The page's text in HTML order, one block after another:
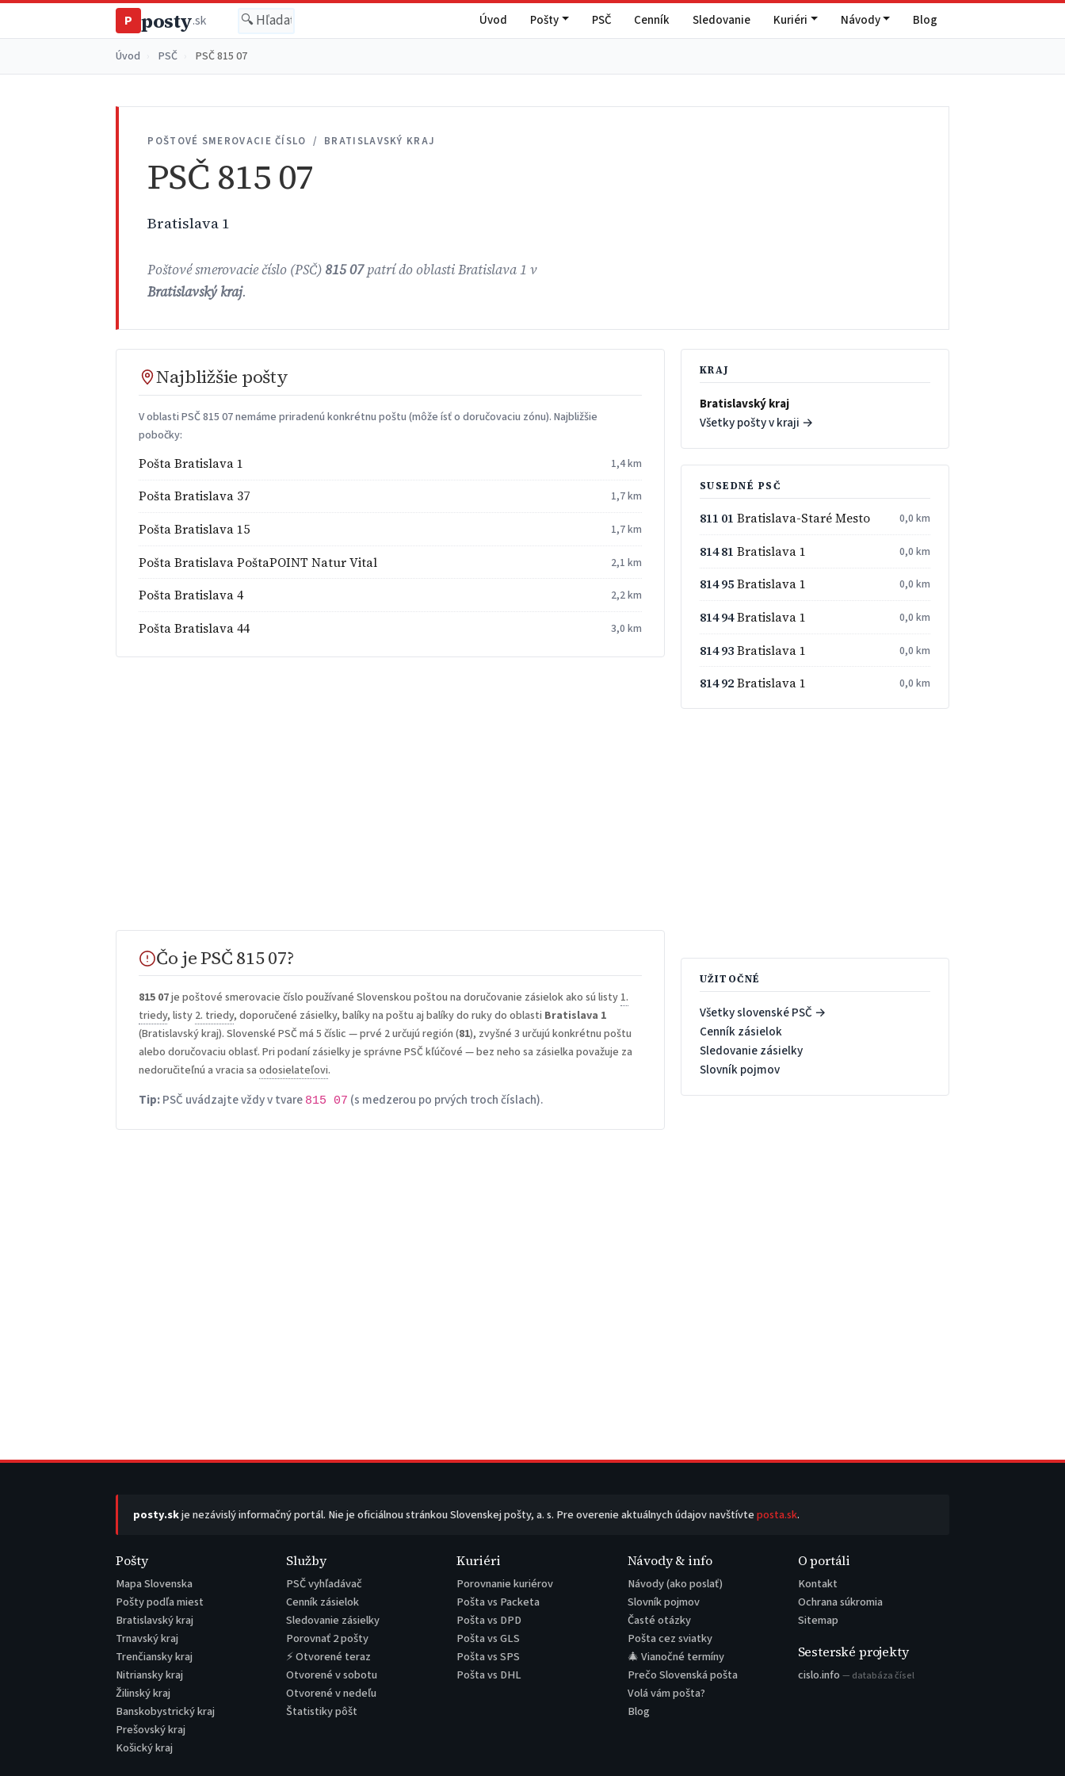
P posty.sk Úvod Pošty PSČ Cenník Sledovanie Kuriéri Návody Blog
Úvod PSČ PSČ 815 07
POŠTOVÉ SMEROVACIE ČÍSLO / BRATISLAVSKÝ KRAJ
PSČ 815 07
Bratislava 1
Poštové smerovacie číslo (PSČ) 815 07patrí do oblasti Bratislava 1 v
Bratislavský kraj.
Najbližšie pošty
V oblasti PSČ 815 07 nemáme priradenú konkrétnu poštu (môže ísť o doručovaciu zónu). Najbližšie
pobočky:
Pošta Bratislava 1 1,4 km
Pošta Bratislava 37 1,7 km
Pošta Bratislava 15 1,7 km
Pošta Bratislava PoštaPOINT Natur Vital 2,1 km
Pošta Bratislava 4 2,2 km
Pošta Bratislava 44 3,0 km
Čo je PSČ 815 07?
815 07je poštové smerovacie číslo používané Slovenskou poštou na doručovanie zásielok ako sú listy 1.
triedy, listy 2. triedy, doporučené zásielky, balíky na poštu aj balíky do ruky do oblasti Bratislava 1
(Bratislavský kraj). Slovenské PSČ má 5 číslic — prvé 2 určujú región (81), zvyšné 3 určujú konkrétnu poštu
alebo doručovaciu oblasť. Pri podaní zásielky je správne PSČ kľúčové — bez neho sa zásielka považuje za
nedoručiteľnú a vracia saodosielateľovi.
Tip:PSČ uvádzajte vždy v tvare 815 07 (s medzerou po prvých troch číslach).
KRAJ
Bratislavský kraj
Všetky pošty v kraji →
SUSEDNÉ PSČ
811 01 Bratislava-Staré Mesto 0,0 km
814 81 Bratislava 1 0,0 km
814 95Bratislava 1 0,0 km
814 94Bratislava 1 0,0 km
814 93Bratislava 1 0,0 km
814 92Bratislava 1 0,0 km
UŽITOČNÉ
Všetky slovenské PSČ →
Cenník zásielok
Sledovanie zásielky
Slovník pojmov
posty.skje nezávislý informačný portál. Nie je oficiálnou stránkou Slovenskej pošty, a. s. Pre overenie aktuálnych údajov navštívteposta.sk.
Pošty
Mapa Slovenska
Pošty podľa miest
Bratislavský kraj
Trnavský kraj
Trenčiansky kraj
Nitriansky kraj
Žilinský kraj
Banskobystrický kraj
Prešovský kraj
Košický kraj
Služby
PSČ vyhľadávač
Cenník zásielok
Sledovanie zásielky
Porovnať 2 pošty
⚡ Otvorené teraz
Otvorené v sobotu
Otvorené v nedeľu
Štatistiky pôšt
Kuriéri
Porovnanie kuriérov
Pošta vs Packeta
Pošta vs DPD
Pošta vs GLS
Pošta vs SPS
Pošta vs DHL
Návody & info
Návody (ako poslať)
Slovník pojmov
Časté otázky
Pošta cez sviatky
🎄 Vianočné termíny
Prečo Slovenská pošta
Volá vám pošta?
Blog
O portáli
Kontakt
Ochrana súkromia
Sitemap
Sesterské projekty
cislo.info — databáza čísel